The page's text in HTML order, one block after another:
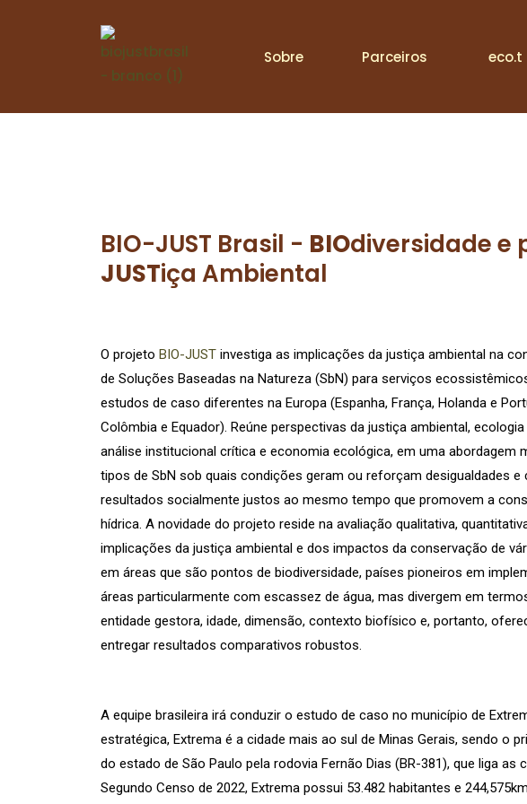
Sobre Parceiros eco.t
BIO-JUST Brasil - BIOdiversidade e
JUSTiça Ambiental
O projeto BIO-JUST investiga as implicações da justiça ambiental na
de Soluções Baseadas na Natureza (SbN) para serviços
estudos de caso diferentes na Europa (Espanha, França, Holanda e
Colômbia e Equador). Reúne perspectivas da justiça ambiental,
análise institucional crítica e economia ecológica, em uma abordagem
tipos de SbN sob quais condições geram ou reforçam desigualdades
resultados socialmente justos ao mesmo tempo que promovem a
hídrica. A novidade do projeto reside na avaliação qualitativa,
implicações da justiça ambiental e dos impactos da conservação de
em áreas que são pontos de biodiversidade, países pioneiros em
áreas particularmente com escassez de água, mas divergem em
entidade gestora, idade, dimensão, contexto biofísico e, portanto,
entregar resultados comparativos robustos.
A equipe brasileira irá conduzir o estudo de caso no município de
estratégica, Extrema é a cidade mais ao sul de Minas Gerais, sendo o
do estado de São Paulo pela rodovia Fernão Dias (BR-381), que liga as
Segundo Censo de 2022, Extrema possui 53.482 habitantes e